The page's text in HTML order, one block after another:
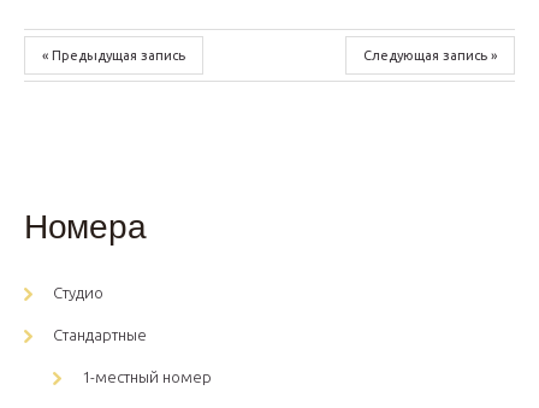
« Предыдущая запись Следующая запись »
Номера
Студио
Стандартные
1-местный номер